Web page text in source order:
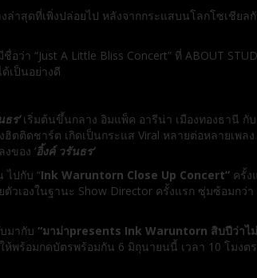
าสุดที่เพิ่งปล่อยไป หลังจากกระแสบนโลกโซเชียลกั
อว่า “Just A Little Bliss Concert” ที่ ABOUT
ด้เป็นอย่างดี
ธร’เริ่มต้นขึ้นกลาง อิมแพ็ค อารีน่า เมืองทองธานี กับ
ฮิตติดชาร์ต เกิดเป็นกระแส Viral หลายต่อหลายเ
ของ ‘อิ้งค์ วรันธร’
ไปกับ “Ink Waruntorn Close Up Concert” ครั้ง
ตัวเองในฐานะ Show Director ครั้งแรก ซุ่มซ้อมก
มากับ “มาม่าpresents Ink Waruntorn สิบปีว่าไม่
ร้อมกดบัตรพร้อมกัน 6 มิถุนายนนี้ เวลา 10 โมงต